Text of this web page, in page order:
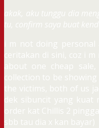
akak, aku tunggu dia
tu, confirm saya buat
i m not doing personal
ceritakan di sini, coz i
about one cheap
collection to be
the victims, both of us
dek sibuncit yang kuat
order kat Chillis 2
sbb tau dia x kan bayar)